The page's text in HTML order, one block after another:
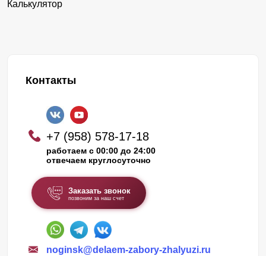
Калькулятор
Контакты
+7 (958) 578-17-18
работаем с 00:00 до 24:00
отвечаем круглосуточно
Заказать звонок
позвоним за наш счет
noginsk@delaem-zabory-zhalyuzi.ru